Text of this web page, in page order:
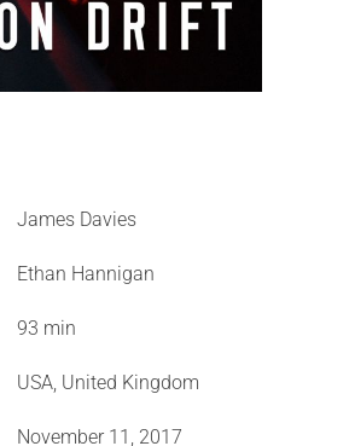
James Davies
Ethan Hannigan
93 min
USA, United Kingdom
November 11, 2017